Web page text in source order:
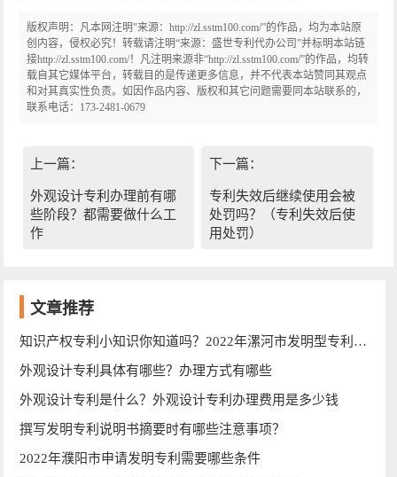
版权声明：凡本网注明"来源：http://zl.sstm100.com/”的作品，均为本站原
创内容，侵权必究！转载请注明“来源：盛世专利代办公司”并标明本站链
接http://zl.sstm100.com/！凡注明来源非“http://zl.sstm100.com/”的作品，均转
载自其它媒体平台，转载目的是传递更多信息，并不代表本站赞同其观点
和对其真实性负责。如因作品内容、版权和其它问题需要同本站联系的，
联系电话：173-2481-0679
上一篇：
外观设计专利办理前有哪
些阶段？都需要做什么工
作
下一篇：
专利失效后继续使用会被
处罚吗？（专利失效后使
用处罚）
文章推荐
知识产权专利小知识你知道吗？2022年漯河市发明型专利过程汇总
外观设计专利具体有哪些？办理方式有哪些
外观设计专利是什么？外观设计专利办理费用是多少钱
撰写发明专利说明书摘要时有哪些注意事项？
2022年濮阳市申请发明专利需要哪些条件